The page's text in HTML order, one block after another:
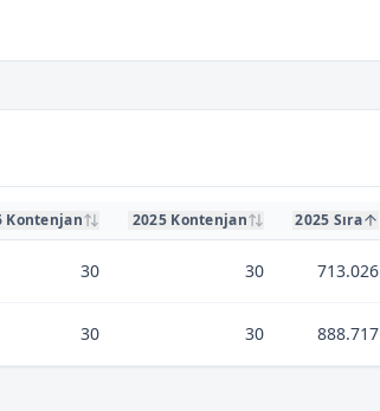
Kontenjan 2025 Kontenjan 2025 Sıra
30 30 713.026
30 30 888.717